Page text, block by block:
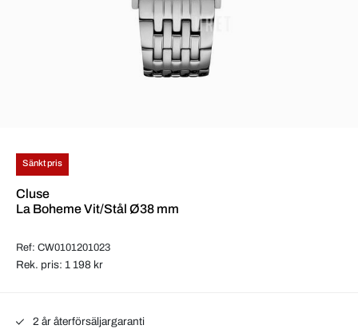
Sänkt pris
Cluse
La Boheme Vit/Stål Ø38 mm
Ref: CW0101201023
Rek. pris: 1 198 kr
2 år återförsäljargaranti